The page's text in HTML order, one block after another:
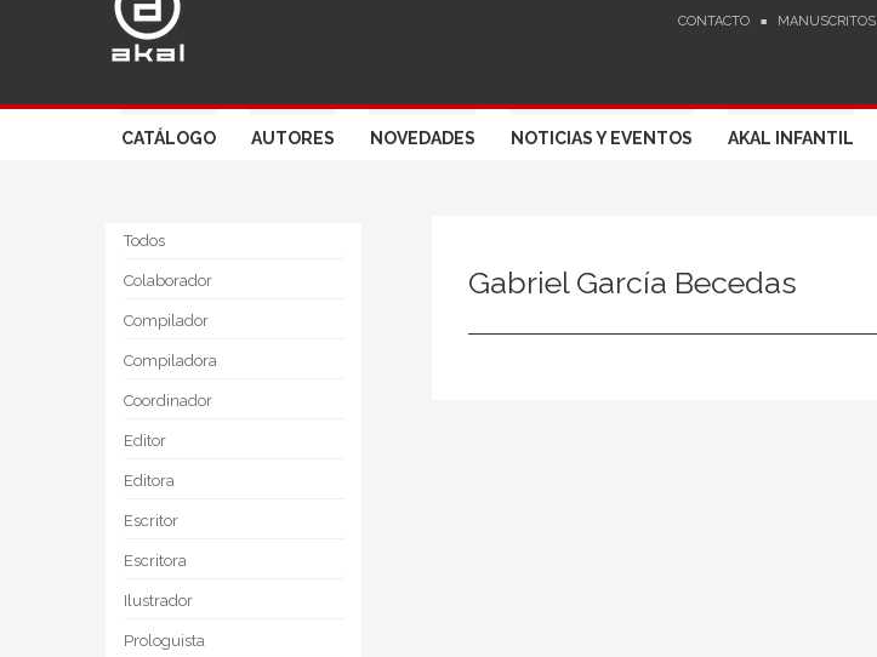
CONTACTO MANUSCRITOS
CATÁLOGO AUTORES NOVEDADES NOTICIAS Y EVENTOS AKAL INFANTIL
Todos
Colaborador
Compilador
Compiladora
Coordinador
Editor
Editora
Escritor
Escritora
Ilustrador
Prologuista
Gabriel García Becedas